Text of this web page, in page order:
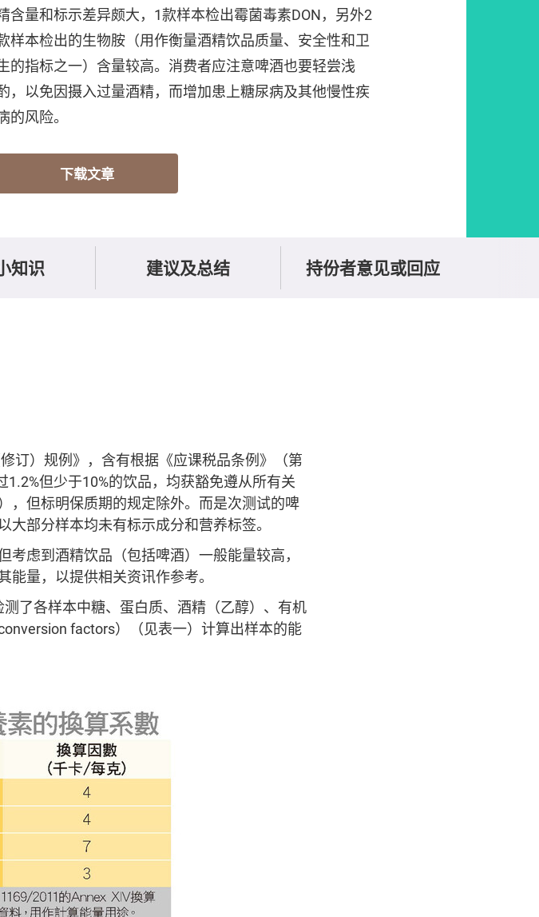
含量和标示差异颇大，1款样本检出霉菌毒素DON，另外2
样本检出的生物胺（用作衡量酒精饮品质量、安全性和卫
的指标之一）含量较高。消费者应注意啤酒也要轻尝浅
，以免因摄入过量酒精，而增加患上糖尿病及其他慢性疾
的风险。
下载文章
知识 建议及总结 持份者意见或回应
订）规例》，含有根据《应课税品条例》（第
但少于10%的饮品，均获豁免遵从所有关
，但标明保质期的规定除外。而是次测试的啤
部分样本均未有标示成分和营养标签。
虑到酒精饮品（包括啤酒）一般能量较高，
量，以提供相关资讯作参考。
了各样本中糖、蛋白质、酒精（乙醇）、有机
factors）（见表一）计算出样本的能